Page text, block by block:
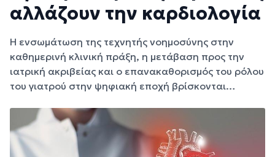
αλλάζουν την καρδιολογία
Η ενσωμάτωση της τεχνητής νοημοσύνης στην
καθημερινή κλινική πράξη, η μετάβαση προς την
ιατρική ακριβείας και ο επανακαθορισμός του ρόλου
του γιατρού στην ψηφιακή εποχή βρίσκονται…